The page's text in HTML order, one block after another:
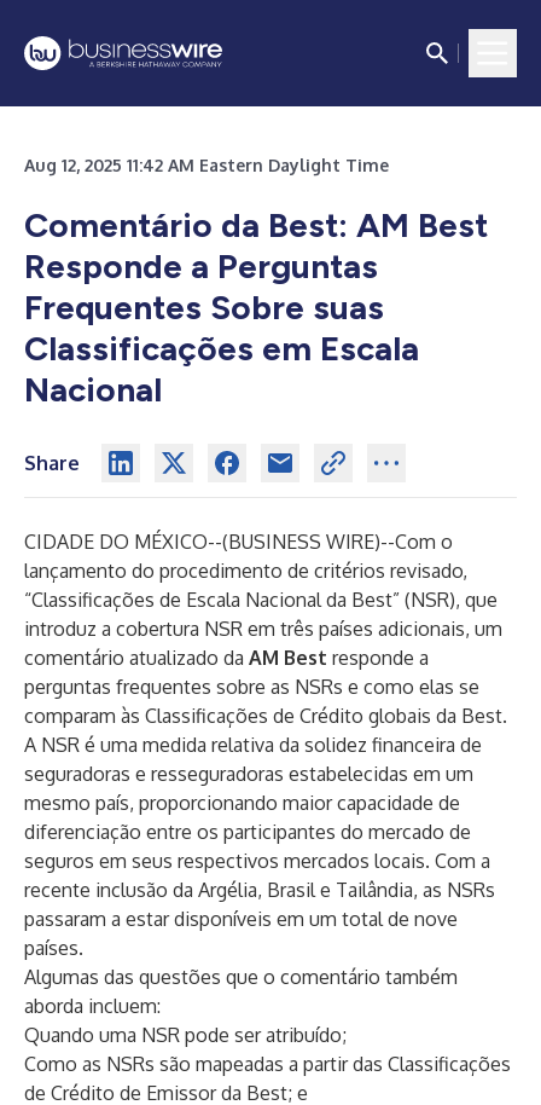
Aug 12, 2025 11:42 AM Eastern Daylight Time
Comentário da Best: AM Best
Responde a Perguntas
Frequentes Sobre suas
Classificações em Escala
Nacional
Share
CIDADE DO MÉXICO--(BUSINESS WIRE)--Com o
lançamento do procedimento de critérios revisado,
“Classificações de Escala Nacional da Best” (NSR), que
introduz a cobertura NSR em três países adicionais, um
comentário atualizado da AM Best responde a
perguntas frequentes sobre as NSRs e como elas se
comparam às Classificações de Crédito globais da Best.
A NSR é uma medida relativa da solidez financeira de
seguradoras e resseguradoras estabelecidas em um
mesmo país, proporcionando maior capacidade de
diferenciação entre os participantes do mercado de
seguros em seus respectivos mercados locais. Com a
recente inclusão da Argélia, Brasil e Tailândia, as NSRs
passaram a estar disponíveis em um total de nove
países.
Algumas das questões que o comentário também
aborda incluem:
Quando uma NSR pode ser atribuído;
Como as NSRs são mapeadas a partir das Classificações
de Crédito de Emissor da Best; e